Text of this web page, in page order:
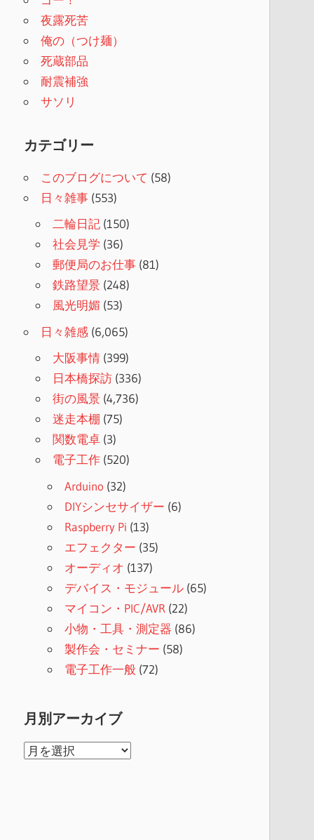
夜露死苦
俺の（つけ麺）
死蔵部品
耐震補強
サソリ
カテゴリー
このブログについて (58)
日々雑事 (553)
二輪日記 (150)
社会見学 (36)
郵便局のお仕事 (81)
鉄路望景 (248)
風光明媚 (53)
日々雑感 (6,065)
大阪事情 (399)
日本橋探訪 (336)
街の風景 (4,736)
迷走本棚 (75)
関数電卓 (3)
電子工作 (520)
Arduino (32)
DIYシンセサイザー (6)
Raspberry Pi (13)
エフェクター (35)
オーディオ (137)
デバイス・モジュール (65)
マイコン・PIC/AVR (22)
小物・工具・測定器 (86)
製作会・セミナー (58)
電子工作一般 (72)
月別アーカイブ
月